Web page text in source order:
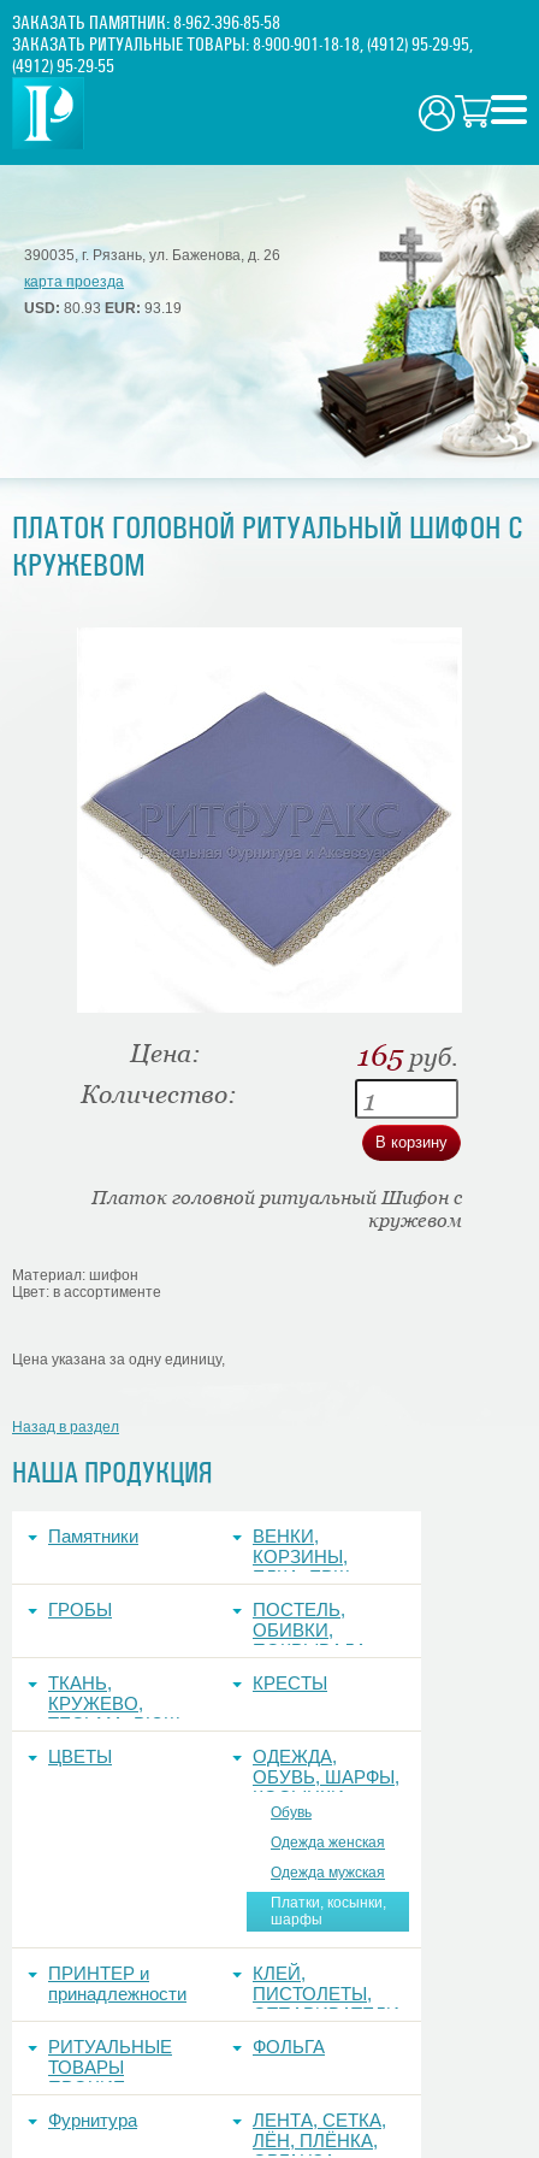
ЗАКАЗАТЬ ПАМЯТНИК:8-962-396-85-58
ЗАКАЗАТЬ РИТУАЛЬНЫЕ ТОВАРЫ:8-900-901-18-18,(4912) 95-29-95,
(4912) 95-29-55
390035, г. Рязань, ул. Баженова, д. 26
карта проезда
USD: 80.93 EUR: 93.19
НАША ПРОДУКЦИЯ
Памятники
ВЕНКИ,
КОРЗИНЫ,
ЕЛКА, ЕРШ,
ГРОБЫ
ПОСТЕЛЬ,
ОБИВКИ,
ПОКРЫВАЛА
ТКАНЬ,
КРУЖЕВО,
ТЕСЬМА, РЮШ
КРЕСТЫ
ЦВЕТЫ
ОДЕЖДА,
ОБУВЬ, ШАРФЫ,
КОСЫНКИ
Обувь
Одежда женская
Одежда мужская
Платки, косынки,
шарфы
ПРИНТЕР и
принадлежности
КЛЕЙ,
ПИСТОЛЕТЫ,
ОТПАРИВАТЕЛИ
РИТУАЛЬНЫЕ
ТОВАРЫ
ПРОЧИЕ
ФОЛЬГА
Фурнитура
ЛЕНТА, СЕТКА,
ЛЁН, ПЛЁНКА,
ПЛАТОК ГОЛОВНОЙ РИТУАЛЬНЫЙ ШИФОН С
КРУЖЕВОМ
Цена: 165руб.
Количество:
Платок головной ритуальный Шифон с
кружевом
Материал: шифон
Цвет: в ассортименте
Цена указана за одну единицу,
Назад в раздел